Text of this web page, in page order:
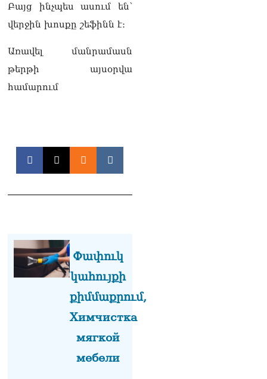
Բայց ինչպես ասում են՝
վերջին խոսքը շեֆինն է։
Առավել մանրամասն
թերթի այսօրվա
համարում
Փափուկ
կահույքի
քիմմաքրում,
Химчистка
мягкой
мебели
Նիկոլ Փաշինյանը և